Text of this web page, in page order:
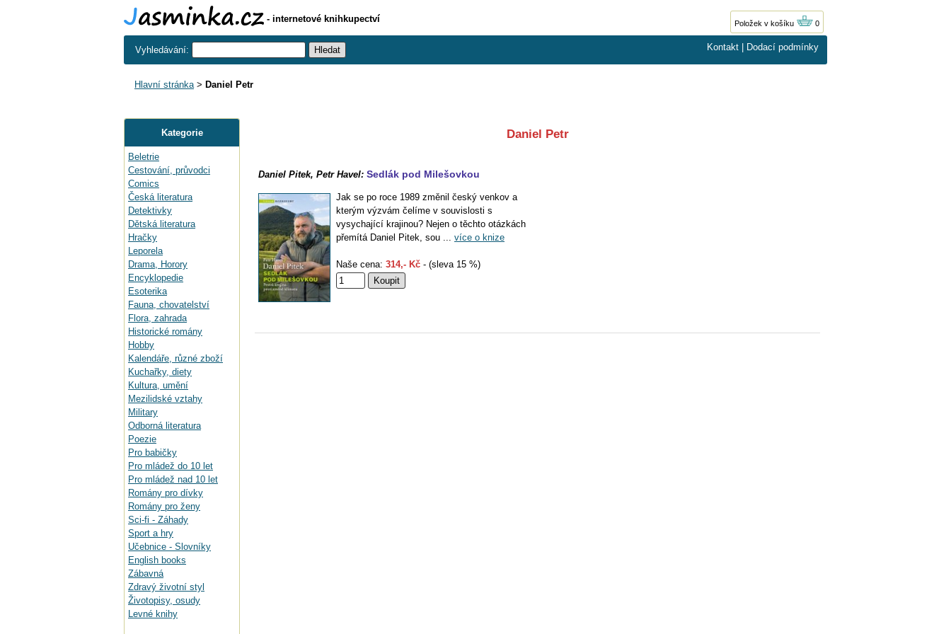
- internetové knihkupectví Položek v košíku 0
Vyhledávání: Kontakt Dodací podmínky
Hlavní stránka> Daniel Petr
Kategorie
Beletrie
Cestování, průvodci
Comics
Česká literatura
Detektivky
Dětská literatura
Hračky
Leporela
Drama, Horory
Encyklopedie
Esoterika
Fauna, chovatelství
Flora, zahrada
Historické romány
Hobby
Kalendáře, různé zboží
Kuchařky, diety
Kultura, umění
Mezilidské vztahy
Military
Odborná literatura
Poezie
Pro babičky
Pro mládež do 10 let
Pro mládež nad 10 let
Romány pro dívky
Romány pro ženy
Sci-fi - Záhady
Sport a hry
Učebnice - Slovníky
English books
Zábavná
Zdravý životní styl
Životopisy, osudy
Levné knihy
Daniel Petr
Daniel Pitek, Petr Havel: Sedlák pod Milešovkou
Jak se po roce 1989 změnil český venkov a
kterým výzvám čelíme v souvislosti s
vysychající krajinou? Nejen o těchto otázkách
přemítá Daniel Pitek, sou ... více o knize
Naše cena: 314,- Kč - (sleva 15 %)